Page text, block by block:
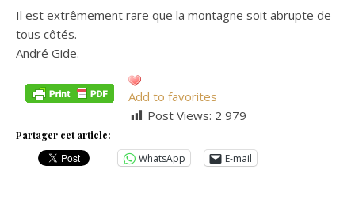
Il est extrêmement rare que la montagne soit abrupte de
tous côtés.
André Gide.
Add to favorites
Post Views: 2 979
Partager cet article:
WhatsApp E-mail